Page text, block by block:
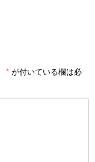
* が付いている欄は必